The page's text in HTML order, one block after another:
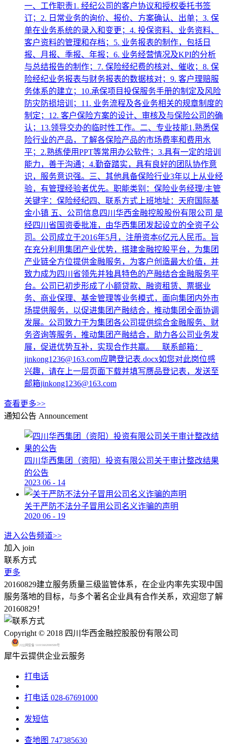
一、工作职责1. 经纪公司的客户协议和授权委托书签
订；2. 日常业务的询价、报价、方案确认、出单；3. 保
单在业务系统的录入和变更；4. 投保资料、业务资料、
客户资料的管理和存档；5. 业务报表的制作，包括日
报、月报、季报、年报；6. 业务经营情况及KPI的分析
与总结报告的制作；7. 保险经纪费的核对、催收；8. 保
险经纪业务报表与财务报表的数据核对；9. 客户理赔服
务体系的建立；10.承保项目投保服务手册的制定及风险
防灾防损培训；11. 业务流程及各业务相关的规章制度的
制定；12. 客户保险方案的设计、审核及与保险公司的确
认；13.领导交办的临时性工作。二、专业技能1.熟悉保
险行业的产品，了解各保险产品的市场费率和费用水
平；2.熟练使用PPT等常用办公软件；3.具有一定的培训
能力，善于沟通；4.勤奋踏实，具有良好的团队协作意
识，服务意识强。三、其他具备保险行业3年以上从业经
验，有管理经验者优先。职能类别：保险业务经理/主管
关键字：保险经纪四、联系方式上班地址：天府国际基
金小镇 五、公司信息四川华西金融控股股份有限公司 是
经四川省国资委批准，由华西集团发起设立的全资子公
司。公司成立于2016年5月，注册资本6亿元人民币。旨
在充分利用集团产业优势，搭建金融控股平台，为集团
产业链全方位提供金融服务，为客户创造最大价值，并
致力成为四川省领先并独具特色的产融结合金融服务平
台。公司已初步形成了小额贷款、融资租赁、票据业
务、商业保理、基金管理等业务模式，面向集团内外市
场提供服务，以促进集团产融结合，推动集团全面协调
发展。公司致力于为集团各公司提供综合金融服务、财
务咨询等服务，推动集团产融结合，助力各公司业务发
展，促进优势互补，实现合作共赢。 联系邮箱：
jinkong1236@163.com应聘登记表.docx如您对此岗位感
兴趣，请在上一层页面下载并填写赝品登记表，发送至
邮箱jinkong1236@163.com
查看更多>>
通知公告 Announcement
四川华西集团（资阳）投资有限公司关于审计整改结果
的公告
2023 06 - 14
关于严防不法分子冒用公司名义诈骗的声明
2020 06 - 19
进入公告频道>>
加入 join
联系方式
更多
20160829建立服务质量三级监管体系，在企业内率先实现中国
服务落地的目标，与多个著名企业具有合作关系，欢迎您了解
20160829！
Copyright © 2018 四川华西金融控股股份有限公司
川公网安备 51015602000580号
犀牛云提供企业云服务
打电话
打电话 028-67691000
发短信
查地图 747385630